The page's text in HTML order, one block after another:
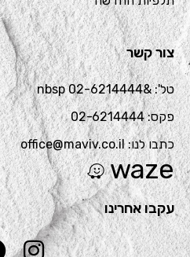
צור קשר
טל': &nbsp 02-6214444
פקס: 02-6214444
כתבו לנו: office@maviv.co.il
waze
עקבו אחרינו